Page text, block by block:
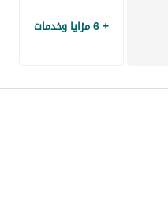
+ 6 مزايا وخدمات